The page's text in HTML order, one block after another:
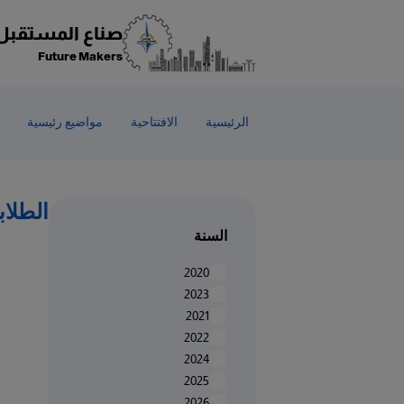
صناع
Future Makers
الرئيسية الافتتاحية مواضيع رئيسية
السنة
2020
2023
2021
2022
2024
2025